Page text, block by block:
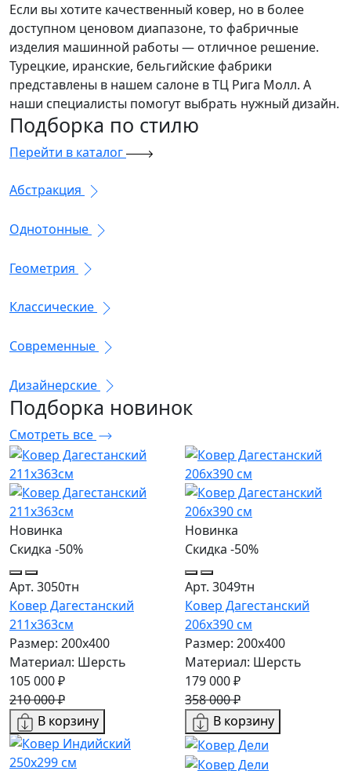
Если вы хотите качественный ковер, но в более
доступном ценовом диапазоне, то фабричные
изделия машинной работы — отличное решение.
Турецкие, иранские, бельгийские фабрики
представлены в нашем салоне в ТЦ Рига Молл. А
наши специалисты помогут выбрать нужный дизайн.
Подборка по стилю
Перейти в каталог
Абстракция
Однотонные
Геометрия
Классические
Современные
Дизайнерские
Подборка новинок
Смотреть все
Новинка
Скидка -50%
Арт. 3050тн
Ковер Дагестанский
211x363см
Размер: 200х400
Материал: Шерсть
105 000 ₽
210 000 ₽
В корзину
Новинка
Скидка -50%
Арт. 3049тн
Ковер Дагестанский
206x390 см
Размер: 200х400
Материал: Шерсть
179 000 ₽
358 000 ₽
В корзину